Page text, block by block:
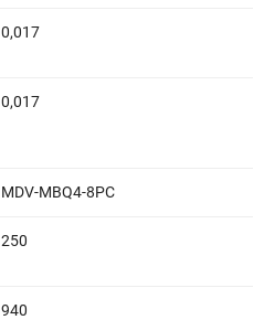
0,017
0,017
MDV-MBQ4-8PC
250
940